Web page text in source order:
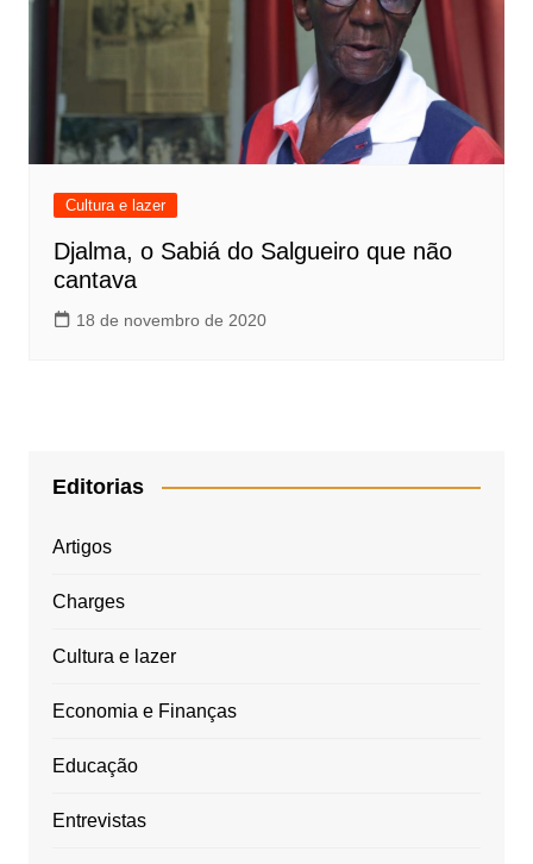
Cultura e lazer
Djalma, o Sabiá do Salgueiro que não
cantava
18 de novembro de 2020
Editorias
Artigos
Charges
Cultura e lazer
Economia e Finanças
Educação
Entrevistas